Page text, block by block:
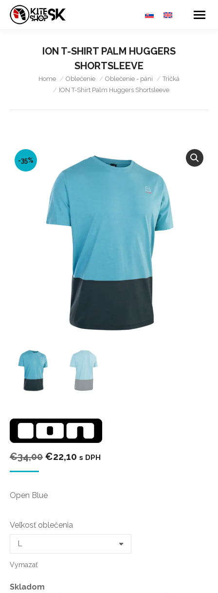
ION T-SHIRT PALM HUGGERS
SHORTSLEEVE
You are here:
Home Oblečenie Oblečenie - páni
Tričká
ION T-Shirt Palm Huggers Shortsleeve
-35%
€34,00 Pôvodná
€34,00.
€22,10 Aktuálna
s DPH
Open Blue
Veľkosť oblečenia
Vymazať
Skladom